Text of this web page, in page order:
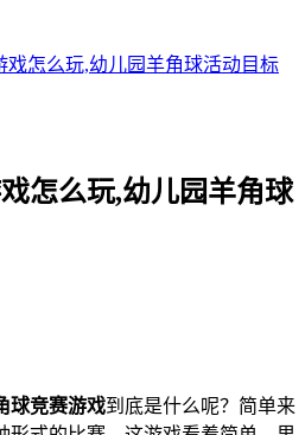
怎么玩,幼儿园羊角球活动目标
怎么玩,幼儿园羊角球
球竞赛游戏到底是什么呢？简单来